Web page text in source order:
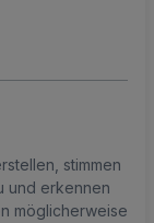
stimmen
und erkennen
möglicherweise